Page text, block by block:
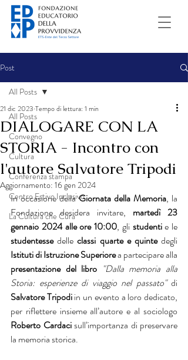
Post
All Posts
Convegno
Cultura
Conferenza stampa
Centro Estivo Inclusivo
La Cultura che Cura
All Posts
DIALOGARE CON LA
STORIA - Incontro con
l'autore Salvatore Tripodi
21 dic 2023 Tempo di lettura: 1 min
Aggiornamento: 16 gen 2024
In occasione della Giornata della Memoria, la
Fondazione desidera invitare, martedì 23
gennaio 2024 alle ore 10:00, gli studenti
studentesse delle classi quarte e quinte
Istituti di Istruzione Superiore
presentazione del libro "Dalla memoria alla
Storia: esperienze di viaggio nel passato"
Salvatore Tripodi in un evento a loro dedicato,
Roberto Cardaci sull’importanza di preservare
la memoria storica.